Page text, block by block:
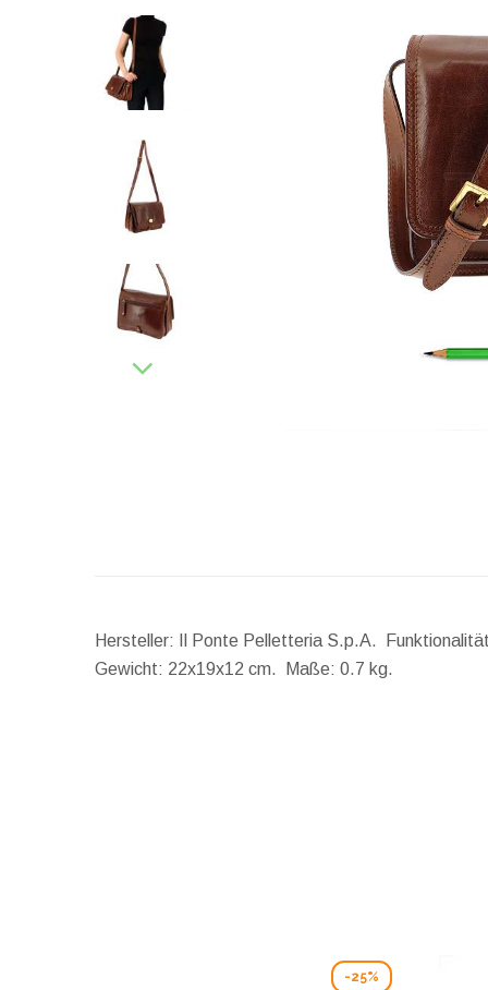
Hersteller: Il Ponte Pelletteria S.p.A.
Gewicht: 22x19x12 cm. Maße: 0.7 kg.
-25%